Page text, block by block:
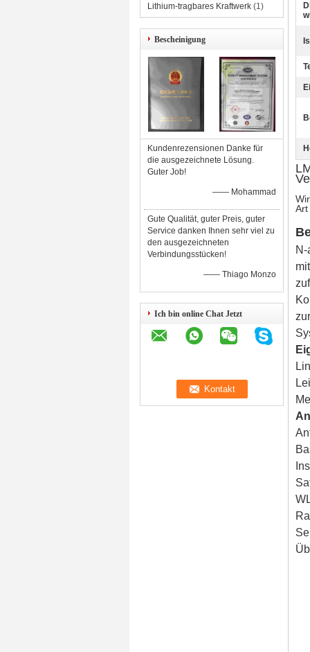
Lithium-tragbares Kraftwerk (1)
Bescheinigung
Kundenrezensionen Danke für
die ausgezeichnete Lösung.
Guter Job!
—— Mohammad
Gute Qualität, guter Preis, guter
Service danken Ihnen sehr viel zu
den ausgezeichneten
Verbindungsstücken!
—— Thiago Monzo
Ich bin online Chat Jetzt
Art